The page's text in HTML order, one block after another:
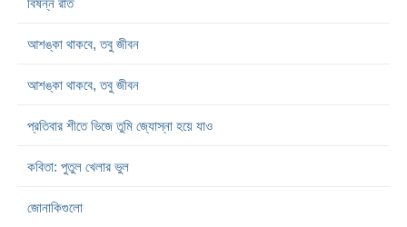
বিষন্ন রাত
আশঙ্কা থাকবে, তবু জীবন
আশঙ্কা থাকবে, তবু জীবন
প্রতিবার শীতে ভিজে তুমি জ্যোস্না হয়ে যাও
কবিতা: পুতুল খেলার ভুল
জোনাকিগুলো